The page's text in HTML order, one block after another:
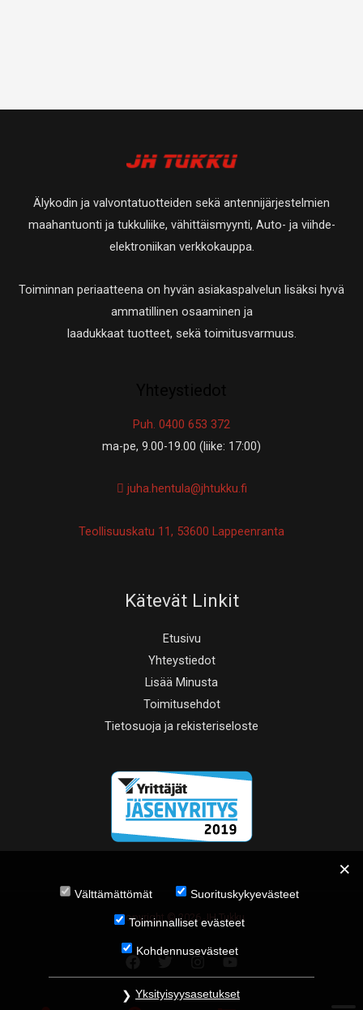
Älykodin ja valvontatuotteiden sekä antennijärjestelmien
maahantuonti ja tukkuliike, vähittäismyynti, Auto- ja viihde-
elektroniikan verkkokauppa.
Toiminnan periaatteena on hyvän asiakaspalvelun lisäksi hyvä
ammatillinen osaaminen ja
laadukkaat tuotteet, sekä toimitusvarmuus.
Puh. 0400 653 372
ma-pe, 9.00-19.00 (liike: 17:00)
juha.hentula@jhtukku.fi
Teollisuuskatu 11, 53600 Lappeenranta
Kätevät Linkit
Etusivu
Yhteystiedot
Lisää Minusta
Toimitusehdot
Tietosuoja ja rekisteriseloste
Copyright © 2026 JH Tukku
Välttämättömät Suorituskykyevästeet
Toiminnalliset evästeet
Kohdennusevästeet
Yksityisyysasetukset